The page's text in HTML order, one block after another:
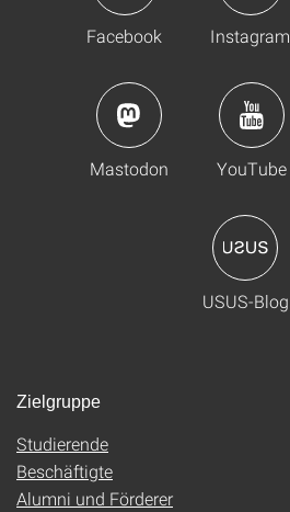
Facebook Instagram
Mastodon YouTube
USUS-Blog
Zielgruppe
Studierende
Beschäftigte
Alumni und Förderer